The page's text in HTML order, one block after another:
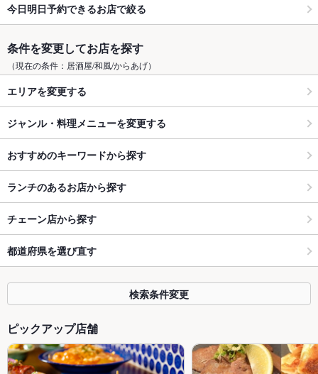
今日明日予約できるお店で絞る
条件を変更してお店を探す
（現在の条件：居酒屋/和風/からあげ）
エリアを変更する
ジャンル・料理メニューを変更する
おすすめのキーワードから探す
ランチのあるお店から探す
チェーン店から探す
都道府県を選び直す
検索条件変更
ピックアップ店舗